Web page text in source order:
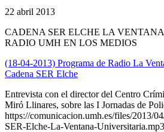
22 abril 2013
CADENA SER ELCHE LA
RADIO UMH EN LOS MEDIOS
(18-04-2013) Programa de Radio La
Cadena SER Elche
Entrevista con el director del Centro
Miró Llinares, sobre las I Jornadas de
https://comunicacion.umh.es/files/2013/
SER-Elche-La-Ventana-Universitaria.mp3